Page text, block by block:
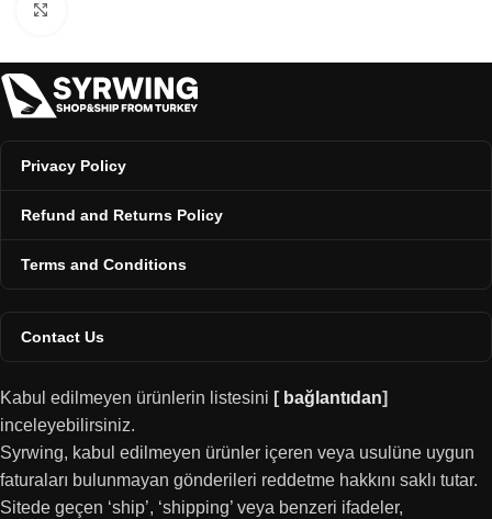
Privacy Policy
Refund and Returns Policy
Terms and Conditions
Contact Us
Kabul edilmeyen ürünlerin listesini [ bağlantıdan]
inceleyebilirsiniz.
Syrwing, kabul edilmeyen ürünler içeren veya usulüne uygun
faturaları bulunmayan gönderileri reddetme hakkını saklı tutar.
Sitede geçen ‘ship’, ‘shipping’ veya benzeri ifadeler,